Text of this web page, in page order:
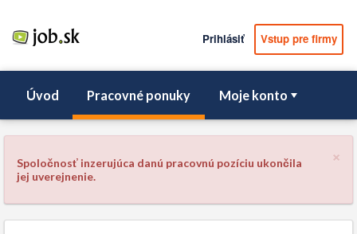
Prihlásiť Vstup pre firmy
Úvod Pracovné ponuky Moje konto
×
Spoločnosť inzerujúca danú pracovnú pozíciu ukončila
jej uverejnenie.